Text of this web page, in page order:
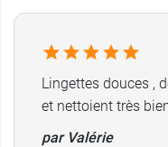
Lingettes douces ,
et nettoient très
par Valérie